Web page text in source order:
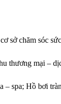
sở chăm sóc
thương mại –
spa; Hồ bơi